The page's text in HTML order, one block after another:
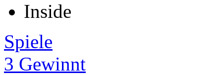
Inside
Spiele
3 Gewinnt